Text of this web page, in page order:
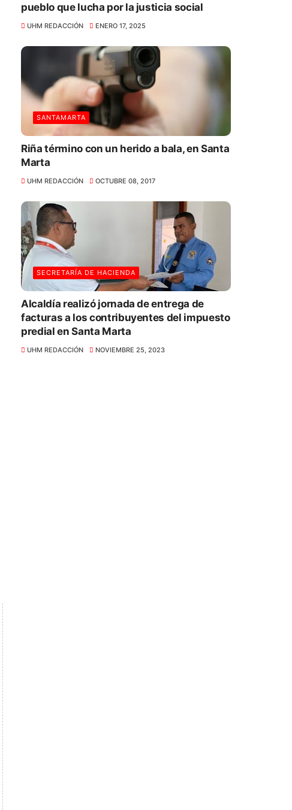
pueblo que lucha por la justicia social
UHM REDACCIÓN ENERO 17, 2025
SANTAMARTA
Riña término con un herido a bala, en Santa
Marta
UHM REDACCIÓN OCTUBRE 08, 2017
SECRETARÍA DE HACIENDA
Alcaldía realizó jornada de entrega de
facturas a los contribuyentes del impuesto
predial en Santa Marta
UHM REDACCIÓN NOVIEMBRE 25, 2023